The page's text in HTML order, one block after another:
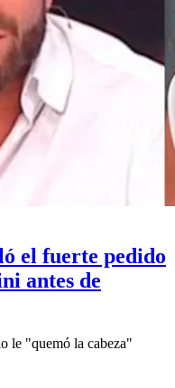
el fuerte pedido
antes de
le "quemó la cabeza"